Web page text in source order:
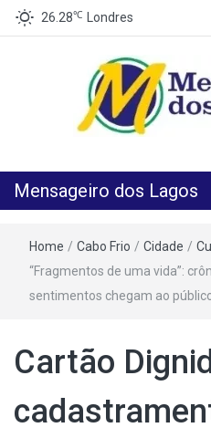
26.28℃ Londres
Mensageiro dos Lagos
Home / Cabo Frio / Cidade /
“Fragmentos de uma vida”:
sentimentos chegam ao
Cartão